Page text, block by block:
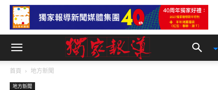
首頁 地方新聞
地方新聞